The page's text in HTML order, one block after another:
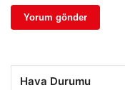
Hava Durumu